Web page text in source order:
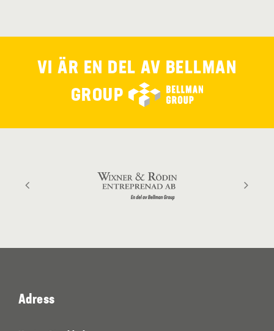
VI ÄR EN DEL AV BELLMAN
GROUP
Adress